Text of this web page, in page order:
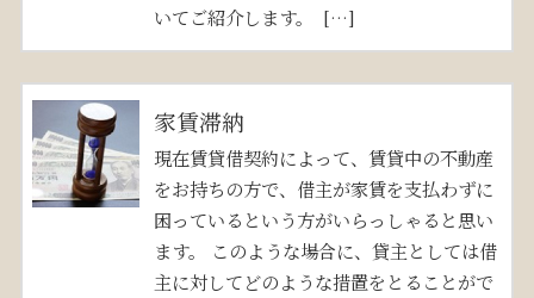
いてご紹介します。 […]
家賃滞納
現在賃貸借契約によって、賃貸中の不動産
をお持ちの方で、借主が家賃を支払わずに
困っているという方がいらっしゃると思い
ます。 このような場合に、貸主としては借
主に対してどのような措置をとることがで